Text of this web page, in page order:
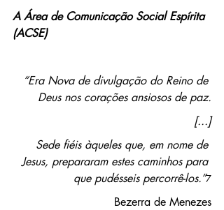
A Área de Comunicação Social Espírita
(ACSE)
“Era Nova de divulgação do Reino de
Deus nos corações ansiosos de paz.
[...]
Sede fiéis àqueles que, em nome de
Jesus, prepararam estes caminhos para
que pudésseis percorrê-los.”7
Bezerra de Menezes